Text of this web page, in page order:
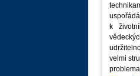
k
velmi